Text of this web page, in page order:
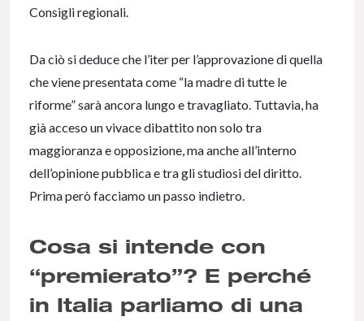
Consigli regionali.
Da ciò si deduce che l’iter per l’approvazione di quella
che viene presentata come “la madre di tutte le
riforme” sarà ancora lungo e travagliato. Tuttavia, ha
già acceso un vivace dibattito non solo tra
maggioranza e opposizione, ma anche all’interno
dell’opinione pubblica e tra gli studiosi del diritto.
Prima però facciamo un passo indietro.
Cosa si intende con
“premierato”? E perché
in Italia parliamo di una